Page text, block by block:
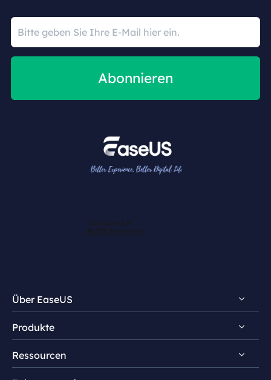
Abonnieren
Über EaseUS
Impressum
Review & Auszeichnungen
Produkte
EaseUS NTFS For Mac
Ressourcen